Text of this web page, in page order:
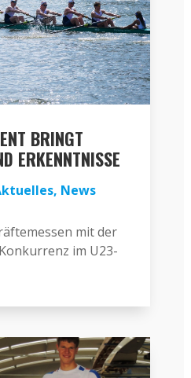
BRINGT
ERKENNTNISSE
, News
mit der
im U23-